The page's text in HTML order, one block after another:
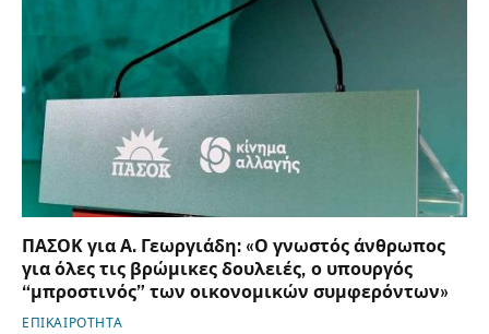
ΠΑΣΟΚ για Α. Γεωργιάδη: «Ο γνωστός άνθρωπος
για όλες τις βρώμικες δουλειές, ο υπουργός
“μπροστινός” των οικονομικών συμφερόντων»
ΕΠΙΚΑΙΡΟΤΗΤΑ